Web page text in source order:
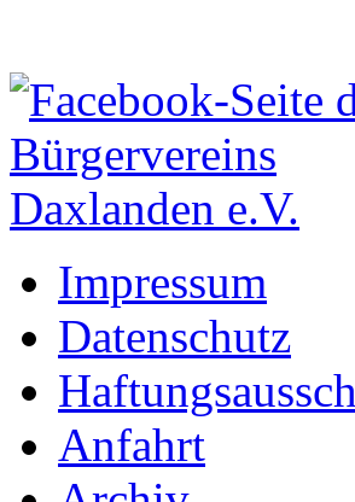
Impressum
Datenschutz
Anfahrt